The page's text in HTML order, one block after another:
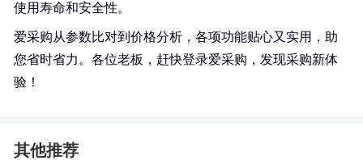
使用寿命和安全性。
爱采购从参数比对到价格分析，各项功能贴心又实用，助
您省时省力。各位老板，赶快登录爱采购，发现采购新体
验！
其他推荐